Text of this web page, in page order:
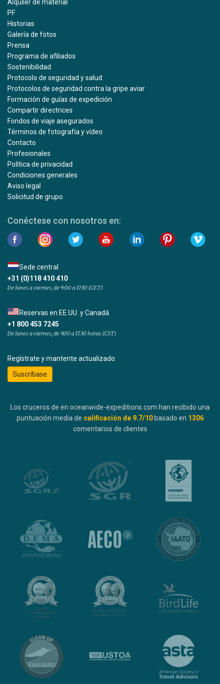
Alquiler de material
PF
Historias
Galería de fotos
Prensa
Programa de afiliados
Sostenibilidad
Protocolo de seguridad y salud
Protocolos de seguridad contra la gripe aviar
Formación de guías de expedición
Compartir directrices
Fondos de viaje asegurados
Términos de fotografía y vídeo
Contacto
Profesionales
Política de privacidad
Condiciones generales
Aviso legal
Solicitud de grupo
Conéctese con nosotros en:
Sede central
+31 (0)118 410 410
De lunes a viernes, de 9:00 a 17:30 (CET)
Reservas en EE.UU. y Canadá
+1 800 453 7245
De lunes a viernes, de 9.00 a 17.30 horas (CST)
Regístrate y mantente actualizado:
Suscríbase
Los cruceros de en oceanwide-expeditions.com han recibido una
puntuación media de calificación de 9.7/10 basado en 1306
comentarios de clientes